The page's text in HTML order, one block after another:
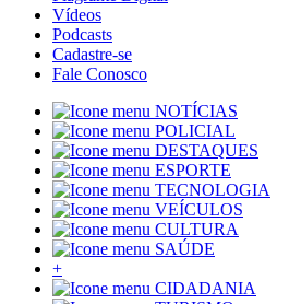
Vídeos
Podcasts
Cadastre-se
Fale Conosco
NOTÍCIAS
POLICIAL
DESTAQUES
ESPORTE
TECNOLOGIA
VEÍCULOS
CULTURA
SAÚDE
+
CIDADANIA